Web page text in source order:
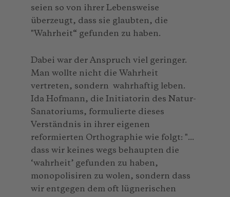
seien so von ihrer Lebensweise
überzeugt, dass sie glaubten, die
"Wahrheit“ gefunden zu haben.
Dabei war der Anspruch viel geringer.
Man wollte nicht die Wahrheit
vertreten, sondern wahrhaftig leben.
Ida Hofmann, die Initiatorin des Natur-
Sanatoriums, formulierte dieses
Verständnis in ihrer eigenen
reformierten Orthographie wie folgt: "...
dass wir keines wegs behaupten die
‘wahrheit’ gefunden zu haben,
monopolisiren zu wolen, sondern dass
wir entgegen dem oft lügnerischen